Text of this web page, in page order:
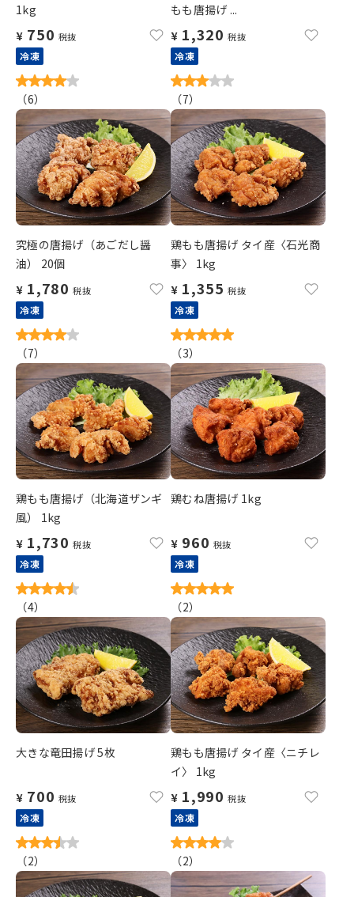
1kg
¥ 750 税抜
冷凍
（6）
もも唐揚げ ...
¥ 1,320 税抜
冷凍
（7）
究極の唐揚げ（あごだし醤
油） 20個
¥ 1,780 税抜
冷凍
（7）
鶏もも唐揚げ タイ産〈石光商
事〉 1kg
¥ 1,355 税抜
冷凍
（3）
鶏もも唐揚げ（北海道ザンギ
風） 1kg
¥ 1,730 税抜
冷凍
（4）
鶏むね唐揚げ 1kg
¥ 960 税抜
冷凍
（2）
大きな竜田揚げ 5枚
¥ 700 税抜
冷凍
（2）
鶏もも唐揚げ タイ産〈ニチレ
イ〉 1kg
¥ 1,990 税抜
冷凍
（2）